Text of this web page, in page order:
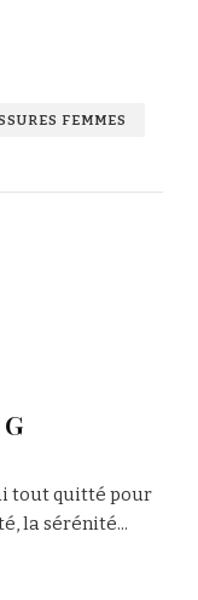
FEMMES
tout quitté pour
la sérénité...